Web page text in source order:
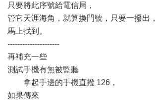
只要將此序號給電信局，
管它天涯海角，就算換門號，只要一撥出，
馬上找到。
---------------------
再補充一些
測試手機有無被監聽
拿起手邊的手機直撥 126，
如果傳來